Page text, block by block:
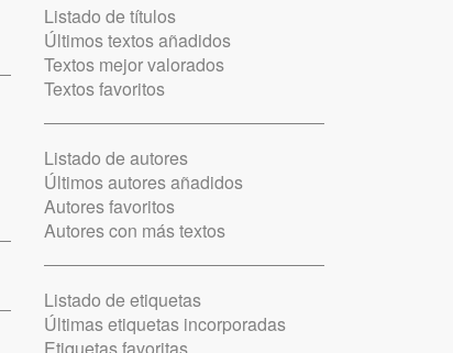
Listado de títulos
Últimos textos añadidos
Textos mejor valorados
Textos favoritos
Listado de autores
Últimos autores añadidos
Autores favoritos
Autores con más textos
Listado de etiquetas
Últimas etiquetas incorporadas